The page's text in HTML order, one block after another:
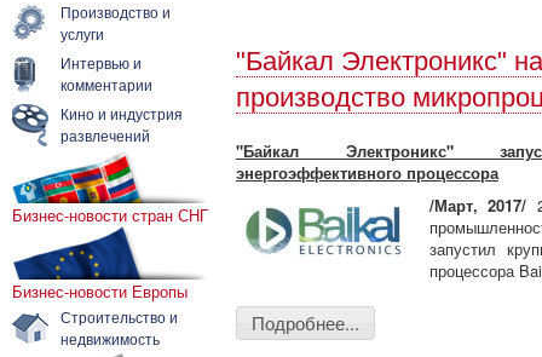
Производство и
услуги
Интервью и
комментарии
Кино и индустрия
развлечений
Бизнес-новости стран СНГ
Бизнес-новости Европы
Строительство и
недвижимость
"Байкал Электроникс"
производство
"Байкал Электроникс"
энергоэффективного процессора
/Март, 2017/
запустил
процессора
Подробнее...